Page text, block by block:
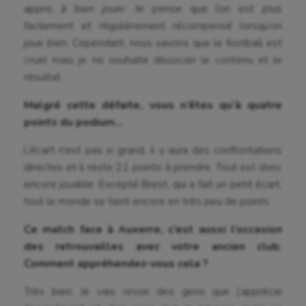
appris à bien jouer. Je pense que l’on est plus
facilement et régulièrement récompensé lorsqu’on
joue bien. Cependant, nous savons que le football est
cruel mais je ne souhaite dissocier le contenu et le
résultat.
Malgré cette défaite, vous n’êtes qu’à quatre
points du podium…
L’écart n’est pas si grand, il y aura des confrontations
directes et il reste 21 points à prendre. Tout est donc
encore jouable. Excepté Brest, qui a fait un petit écart,
tout le monde se tient encore en très peu de points.
Ce match face à Auxerre, c’est aussi l’occasion
des retrouvailles avec votre ancien club.
Comment appréhendez-vous cela ?
Très bien. Je vais revoir des gens que j’apprécie